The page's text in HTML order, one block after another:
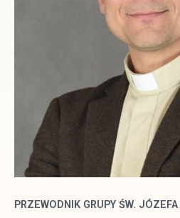
PRZEWODNIK GRUPY ŚW.